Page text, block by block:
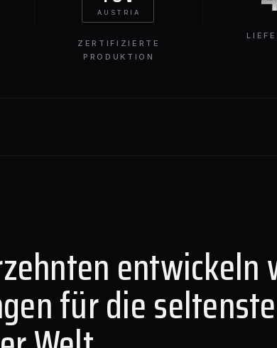
AUSTRIA
ZERTIFIZIERTE
PRODUKTION
entwickeln
für die